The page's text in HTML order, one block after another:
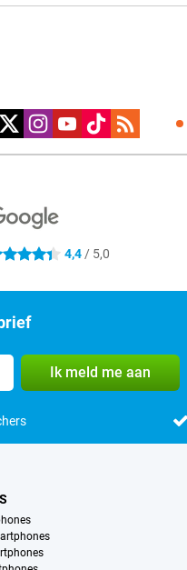
media
sterren 4,4 / 5,0
Ik meld me aan